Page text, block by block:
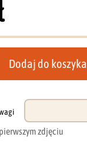
Dodaj do koszyka
zdjęciu